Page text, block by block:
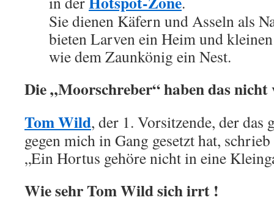
Sie dienen Käfern und Asseln als
bieten Larven ein Heim und
wie dem Zaunkönig ein Nest.
Die „Moorschreber“ haben das nicht
Tom Wild, der 1. Vorsitzende, der das
gegen mich in Gang gesetzt hat,
„Ein Hortus gehöre nicht in eine
Wie sehr Tom Wild sich irrt !